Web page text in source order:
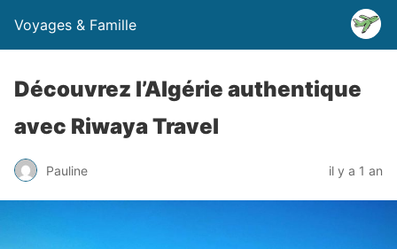
Voyages & Famille
Découvrez l’Algérie authentique
avec Riwaya Travel
Pauline il y a 1 an